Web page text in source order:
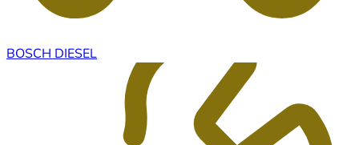
BOSCH DIESEL